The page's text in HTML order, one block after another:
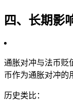
四、长期影
通胀对冲与法币贬
币作为通胀对冲的
历史类比：